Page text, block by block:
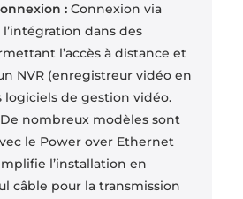
:Connexion via
dans des
l’accès à distance et
NVR (enregistreur vidéo en
logiciels de gestion vidéo.
nombreux modèles sont
le Power over Ethernet
l’installation en
câble pour la transmission